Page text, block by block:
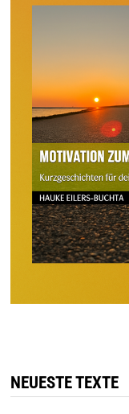
NEUESTE TEXTE